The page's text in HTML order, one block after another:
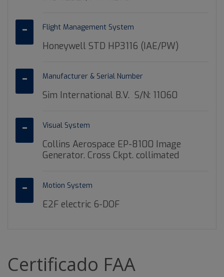
Flight Management System
Honeywell STD HP3116 (IAE/PW)
Manufacturer & Serial Number
Sim International B.V. S/N: 11060
Visual System
Collins Aerospace EP-8100 Image
Generator. Cross Ckpt. collimated
Motion System
E2F electric 6-DOF
Certificado FAA